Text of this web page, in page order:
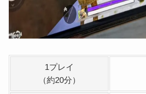
1プレイ
（約20分）